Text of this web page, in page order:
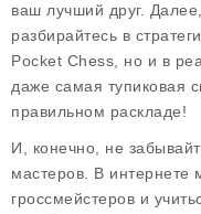
ваш лучший друг.
разбирайтесь в
Pocket Chess, но и в
даже самая тупиковая
правильном раскладе!
И, конечно, не
мастеров. В интернете
гроссмейстеров и